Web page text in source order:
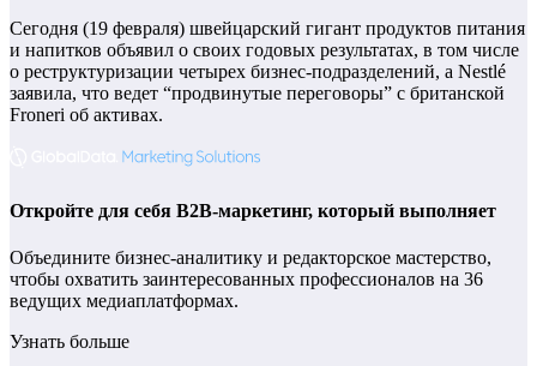
Сегодня (19 февраля) швейцарский гигант продуктов питания
и напитков объявил о своих годовых результатах, в том числе
о реструктуризации четырех бизнес-подразделений, а Nestlé
заявила, что ведет “продвинутые переговоры” с британской
Froneri об активах.
Откройте для себя B2B-маркетинг, который выполняет
Объедините бизнес-аналитику и редакторское мастерство,
чтобы охватить заинтересованных профессионалов на 36
ведущих медиаплатформах.
Узнать больше